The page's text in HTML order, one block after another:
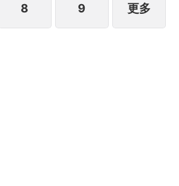
8 9 更多